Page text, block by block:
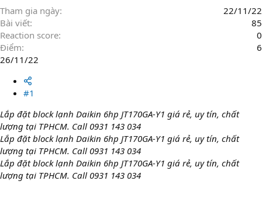
Tham gia ngày
22/11/22
Bài viết
85
Reaction score
0
Điểm
6
26/11/22
#1
Lắp đặt block lạnh Daikin 6hp JT170GA-Y1 giá rẻ, uy tín, chất
lượng tại TPHCM. Call 0931 143 034
Lắp đặt block lạnh Daikin 6hp JT170GA-Y1 giá rẻ, uy tín, chất
lượng tại TPHCM. Call 0931 143 034
Lắp đặt block lạnh Daikin 6hp JT170GA-Y1 giá rẻ, uy tín, chất
lượng tại TPHCM. Call 0931 143 034